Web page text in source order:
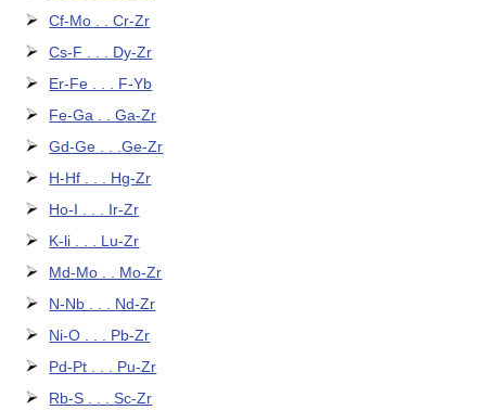
Cf-Mo . . Cr-Zr
Cs-F . . . Dy-Zr
Er-Fe . . . F-Yb
Fe-Ga . . Ga-Zr
Gd-Ge . . .Ge-Zr
H-Hf . . . Hg-Zr
Ho-I . . . Ir-Zr
K-li . . . Lu-Zr
Md-Mo . . Mo-Zr
N-Nb . . . Nd-Zr
Ni-O . . . Pb-Zr
Pd-Pt . . . Pu-Zr
Rb-S . . . Sc-Zr